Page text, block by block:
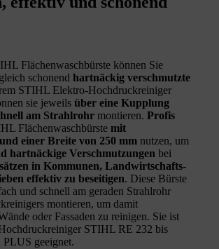
Flächenwaschbürste können Sie
schonend hartnäckig verschmutzte
STIHL Elektro-Hochdruckreiniger
sie jeweils über eine Kupplung
am Strahlrohr montieren. Profis
Flächenwaschbürste mit
einer Breite von 250 mm nutzen, um
hartnäckige Verschmutzungen bei
in Kommunen, Landwirtschafts-
effektiv zu beseitigen. Diese Bürste
und schnell am geraden Strahlrohr
montieren, um damit
oder Fassaden zu reinigen. Sie ist
STIHL RE 232 bis
geeignet.